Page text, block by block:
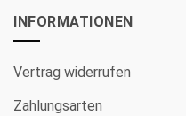
INFORMATIONEN
Vertrag widerrufen
Zahlungsarten